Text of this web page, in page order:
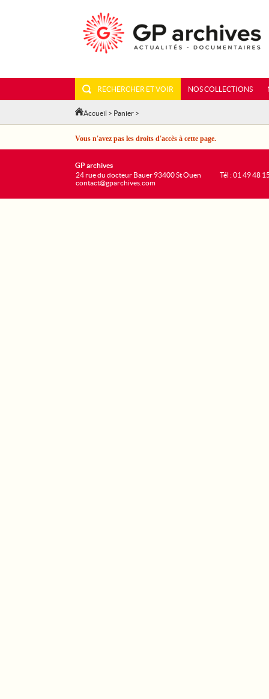
RECHERCHER ET VOIR NOS COLLECTIONS
Accueil > Panier >
Vous n'avez pas les droits d'accès à cette page.
GP archives
24 rue du docteur Bauer 93400 St Ouen
contact@gparchives.com
Tél : 01 49 48